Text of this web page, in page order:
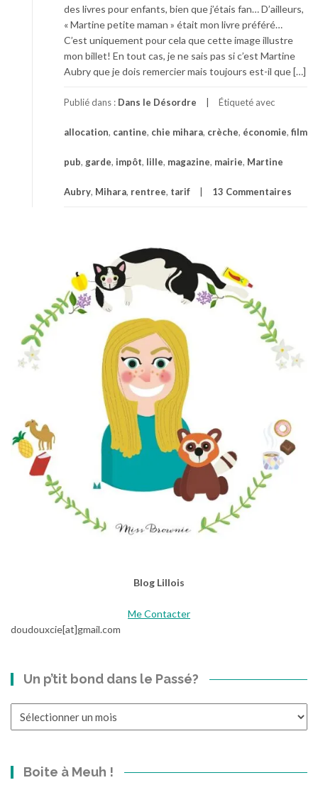
des livres pour enfants, bien que j’étais fan… D’ailleurs,
« Martine petite maman » était mon livre préféré…
C’est uniquement pour cela que cette image illustre
mon billet! En tout cas, je ne sais pas si c’est Martine
Aubry que je dois remercier mais toujours est-il que […]
Publié dans : Dans le Désordre Étiqueté avec
allocation, cantine, chie mihara, crèche, économie, film
pub, garde, impôt, lille, magazine, mairie, Martine
Aubry, Mihara, rentree, tarif 13 Commentaires
Blog Lillois
Me Contacter
doudouxcie[at]gmail.com
Un p’tit bond dans le Passé?
Boite à Meuh !